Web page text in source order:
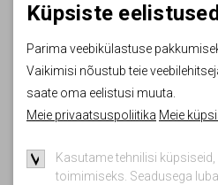
Küpsiste eelistused
Parima veebikülastuse
Vaikimisi nõustub teie
saate oma eelistusi muuta.
Meie privaatsuspoliitika Meie
Kasutame tehnilisi
toimimiseks. Seadusega